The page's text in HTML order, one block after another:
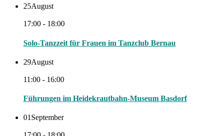
25August
17:00 - 18:00
Solo-Tanzzeit für Frauen im Tanzclub Bernau
29August
11:00 - 16:00
Führungen im Heidekrautbahn-Museum Basdorf
01September